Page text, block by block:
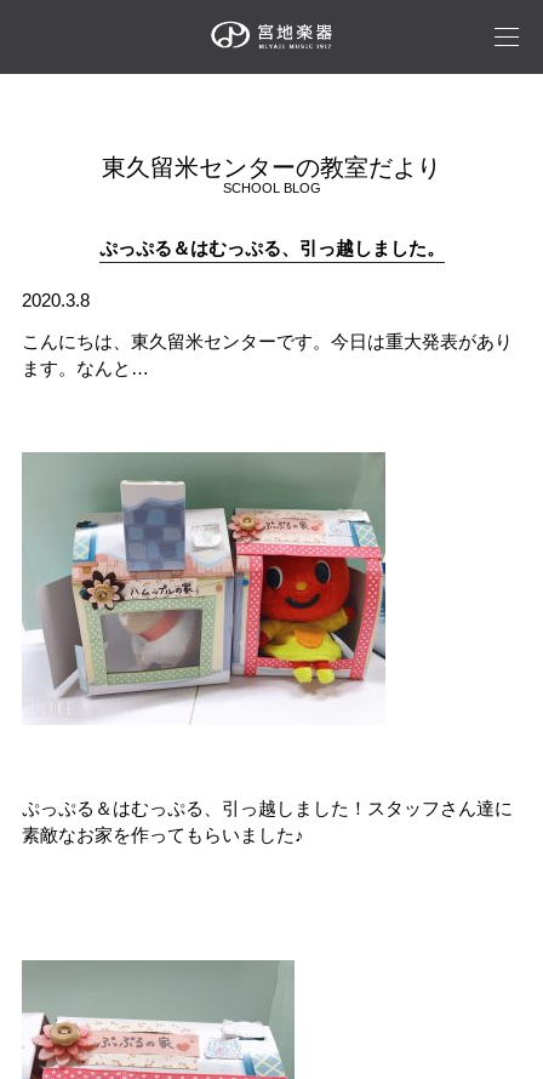
東久留米センターの教室だより
SCHOOL BLOG
ぷっぷる＆はむっぷる、引っ越しました。
2020.3.8
こんにちは、東久留米センターです。今日は重大発表があり
ます。なんと…
ぷっぷる＆はむっぷる、引っ越しました！スタッフさん達に
素敵なお家を作ってもらいました♪